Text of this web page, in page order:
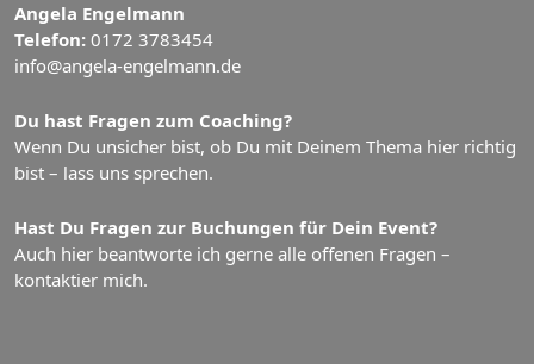
Angela Engelmann
Telefon: 0172 3783454
info@angela-engelmann.de
Du hast Fragen zum Coaching?
Wenn Du unsicher bist, ob Du mit Deinem Thema hier richtig
bist – lass uns sprechen.
Hast Du Fragen zur Buchungen für Dein Event?
Auch hier beantworte ich gerne alle offenen Fragen –
kontaktier mich.